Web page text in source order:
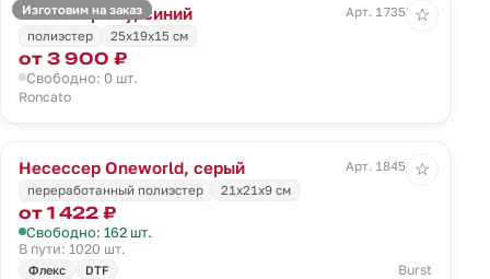
Изготовим на заказ
Несессер Joy, синий
Арт. 17358.40
полиэстер
25x19x15 см
от 3 900 ₽
Свободно: 0 шт.
Roncato
☆
Несессер Oneworld, серый
Арт. 18454.10
переработанный полиэстер
21х21х9 см
от 1 422 ₽
Свободно: 162 шт.
В пути: 1020 шт.
Флекс DTF Burst
☆